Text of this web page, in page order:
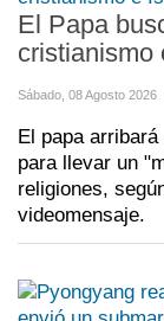
El Papa
cristianismo
Sábado, 08 Agosto 2026
El papa
para llevar un
religiones,
videomensaje.